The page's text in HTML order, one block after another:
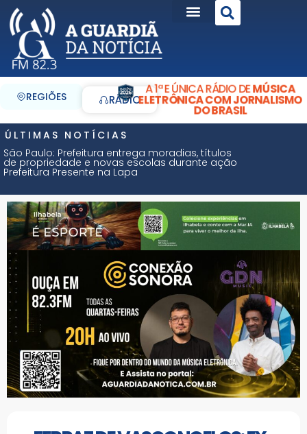
REGIÕES RÁDIO
A 1ª E ÚNICA RÁDIO DEMÚSICA
ELETRÔNICA COM JORNALISMO
DO BRASIL
ÚLTIMAS NOTÍCIAS
São Paulo: Prefeitura entrega moradias, títulos
de propriedade e novas escolas durante ação
Prefeitura Presente na Lapa